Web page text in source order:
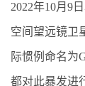
2022年10月9
空间望远镜卫
际惯例命名为
都对此暴发进